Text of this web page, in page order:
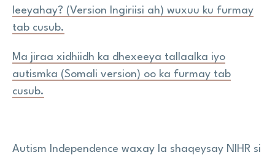
leeyahay? (Version Ingiriisi ah) wuxuu ku furmay
tab cusub.
Ma jiraa xidhiidh ka dhexeeya tallaalka iyo
autismka (Somali version) oo ka furmay tab
cusub.
Autism Independence waxay la shaqeysay NIHR si